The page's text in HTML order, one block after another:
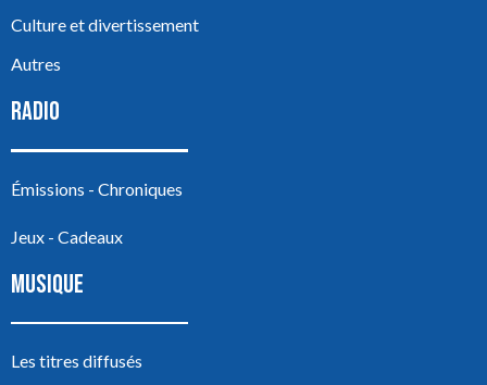
Culture et divertissement
Autres
RADIO
Émissions - Chroniques
Jeux - Cadeaux
MUSIQUE
Les titres diffusés